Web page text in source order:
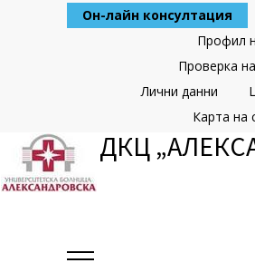
Он-лайн консултация
Профил
Проверка
Лични данни
Карта на
ДКЦ